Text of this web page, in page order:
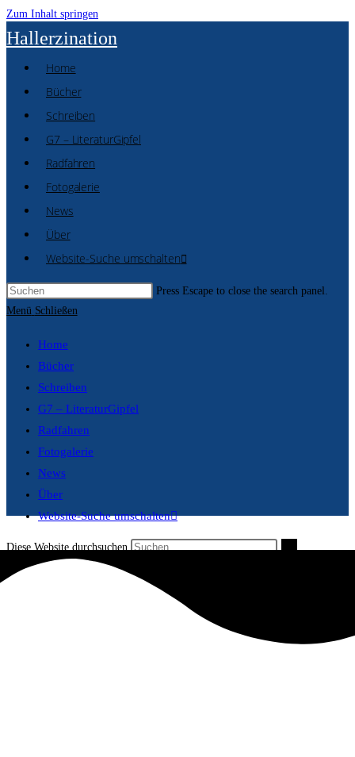
Zum Inhalt springen
Hallerzination
Home
Bücher
Schreiben
G7 – LiteraturGipfel
Radfahren
Fotogalerie
News
Über
Website-Suche umschalten
Press Escape to close the search panel.
Menü Schließen
Home
Bücher
Schreiben
G7 – LiteraturGipfel
Radfahren
Fotogalerie
News
Über
Website-Suche umschalten
Diese Website durchsuchen